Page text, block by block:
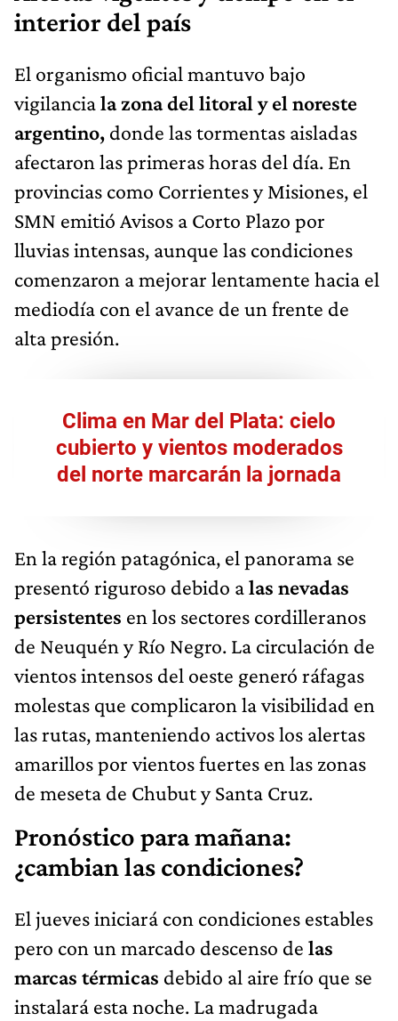
interior del país
El organismo oficial mantuvo bajo
vigilanciala zona del litoral y el noreste
argentino, donde las tormentas aisladas
afectaron las primeras horas del día. En
provincias como Corrientes y Misiones, el
SMN emitió Avisos a Corto Plazo por
lluvias intensas, aunque las condiciones
comenzaron a mejorar lentamente hacia el
mediodía con el avance de un frente de
alta presión.
Clima en Mar del Plata: cielo
cubierto y vientos moderados
del norte marcarán la jornada
En la región patagónica, el panorama se
presentó riguroso debido alas nevadas
persistentes en los sectores cordilleranos
de Neuquén y Río Negro. La circulación de
vientos intensos del oeste generó ráfagas
molestas que complicaron la visibilidad en
las rutas, manteniendo activos los alertas
amarillos por vientos fuertes en las zonas
de meseta de Chubut y Santa Cruz.
Pronóstico para mañana:
¿cambian las condiciones?
El jueves iniciará con condiciones estables
pero con un marcado descenso de las
marcas térmicas debido al aire frío que se
instalará esta noche. La madrugada